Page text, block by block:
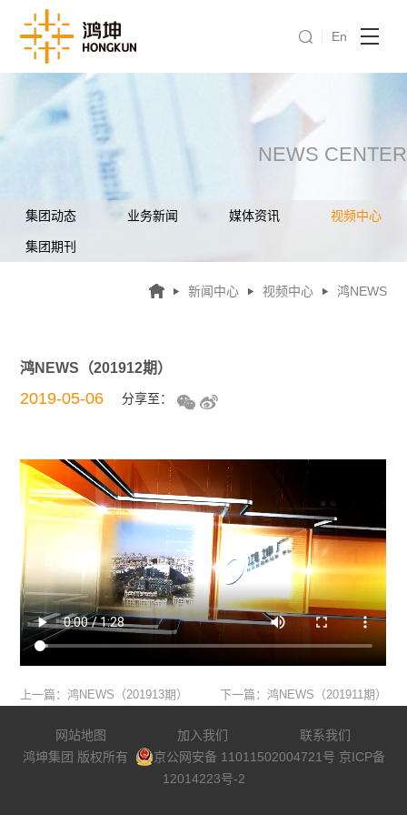
En
NEWS CENTER
集团动态 业务新闻 媒体资讯 视频中心
集团期刊
新闻中心 视频中心 鸿NEWS
鸿NEWS（201912期）
2019-05-06 分享至：
上一篇：鸿NEWS（201913期） 下一篇：鸿NEWS（201911期）
网站地图 加入我们
联系我们
鸿坤集团 版权所有
京公网安备 11011502004721号 京ICP备
12014223号-2